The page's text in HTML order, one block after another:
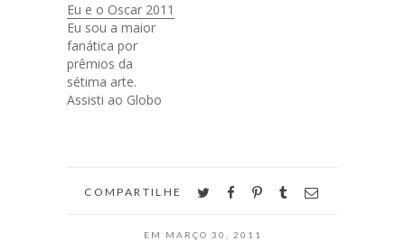
agência ficou
#todasquer. Dia
Eu e o Oscar 2011
Eu sou a maior
fanática por
prêmios da
sétima arte.
Assisti ao Globo
Natalie Portman
COMPARTILHE twitterfacebookpinterest
tumblr
EM MARÇO 30, 2011